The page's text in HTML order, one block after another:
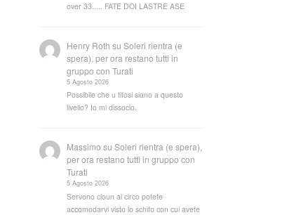
over 33..... FATE DOI LASTRE ASE
Henry Roth suSoleri rientra (e
spera), per ora restano tutti in
gruppo con Turati
5 Agosto 2026
Possibile che u tifosi siano a questo
livello? Io mi dissocio.
Massimo suSoleri rientra (e spera),
per ora restano tutti in gruppo con
Turati
5 Agosto 2026
Servono cloun al circo potete
accomodarvi visto lo schifo con cui avete